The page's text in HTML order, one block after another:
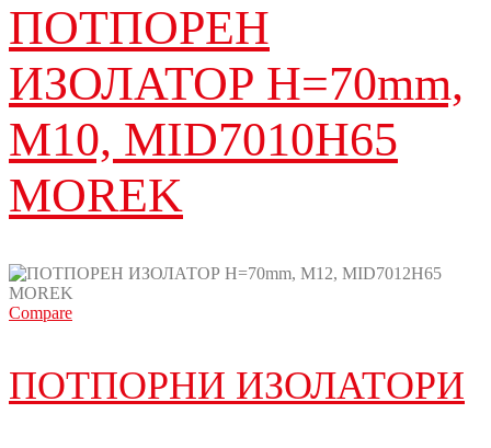
ПОТПОРЕН
ИЗОЛАТОР H=70mm,
M10, MID7010H65
MOREK
Compare
ПОТПОРНИ ИЗОЛАТОРИ